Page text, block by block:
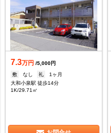
7.3万円 /5,000円
敷
なし 礼
1ヶ月
大和小泉駅 徒歩14分
1K/29.71㎡